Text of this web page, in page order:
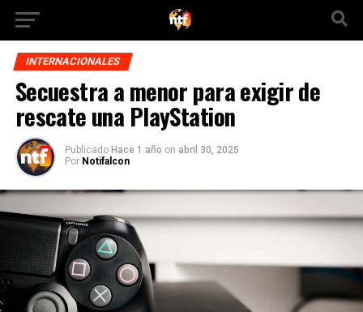
INTERNACIONALES
Secuestra a menor para exigir de
rescate una PlayStation
Publicado Hace 1 año on abril 30, 2025
Por Notifalcon